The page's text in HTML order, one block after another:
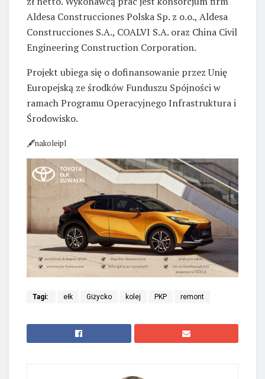
Aldesa Construcciones Polska Sp. z o.o., Aldesa
Construcciones S.A., COALVI S.A. oraz China Civil
Engineering Construction Corporation.
Projekt ubiega się o dofinansowanie przez Unię
Europejską ze środków Funduszu Spójności w
ramach Programu Operacyjnego Infrastruktura i
Środowisko.
🖋nakoleipl
Tagi: ełk Giżycko kolej PKP remont